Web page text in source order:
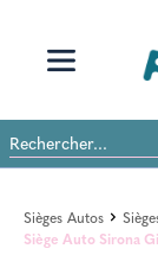
Sièges Autos
Siège Auto Sirona